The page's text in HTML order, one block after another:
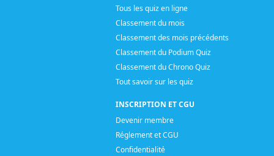
Tous les quiz en ligne
Classement du mois
Classement des mois précédents
Classement du Podium Quiz
Classement du Chrono Quiz
Tout savoir sur les quiz
INSCRIPTION ET CGU
Devenir membre
Réglement et CGU
Confidentialité